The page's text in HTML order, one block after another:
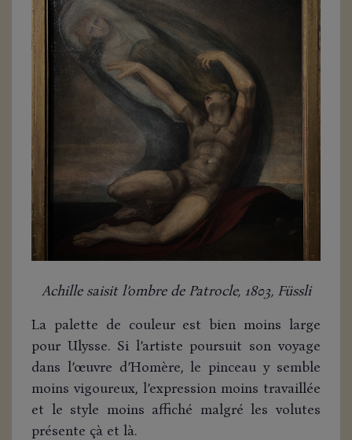
Achille saisit l’ombre de Patrocle, 1803, Füssli
La palette de couleur est bien moins large
pour Ulysse. Si l’artiste poursuit son voyage
dans l’œuvre d’Homère, le pinceau y semble
moins vigoureux, l’expression moins travaillée
et le style moins affiché malgré les volutes
présente çà et là.